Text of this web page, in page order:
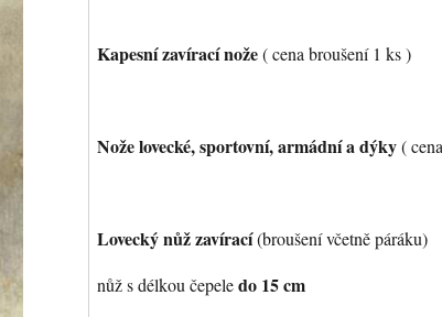
Kapesní zavírací nože( cena broušení 1 ks )
Nože lovecké, sportovní, armádní a dýky(
Lovecký nůž zavírací(broušení včetně páráku)
nůž s délkou čepeledo 15 cm